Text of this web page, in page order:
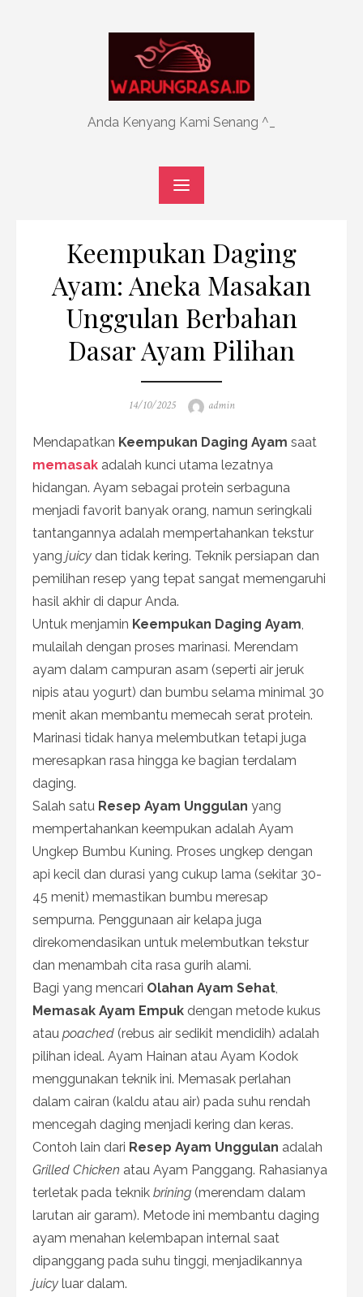
Anda Kenyang Kami Senang ^_
Keempukan Daging
Ayam: Aneka Masakan
Unggulan Berbahan
Dasar Ayam Pilihan
Posted
14/10/2025 Author
admin
Mendapatkan Keempukan Daging Ayam saat
memasak adalah kunci utama lezatnya
hidangan. Ayam sebagai protein serbaguna
menjadi favorit banyak orang, namun seringkali
tantangannya adalah mempertahankan tekstur
yang juicy dan tidak kering. Teknik persiapan dan
pemilihan resep yang tepat sangat memengaruhi
hasil akhir di dapur Anda.
Untuk menjamin Keempukan Daging Ayam
mulailah dengan proses marinasi. Merendam
ayam dalam campuran asam (seperti air jeruk
nipis atau yogurt) dan bumbu selama minimal 30
menit akan membantu memecah serat protein.
Marinasi tidak hanya melembutkan tetapi juga
meresapkan rasa hingga ke bagian terdalam
daging.
Salah satu Resep Ayam Unggulan yang
mempertahankan keempukan adalah Ayam
Ungkep Bumbu Kuning. Proses ungkep dengan
api kecil dan durasi yang cukup lama (sekitar 30-
45 menit) memastikan bumbu meresap
sempurna. Penggunaan air kelapa juga
direkomendasikan untuk melembutkan tekstur
dan menambah cita rasa gurih alami.
Bagi yang mencari Olahan Ayam Sehat
Memasak Ayam Empuk dengan metode kukus
atau poached (rebus air sedikit mendidih) adalah
pilihan ideal. Ayam Hainan atau Ayam Kodok
menggunakan teknik ini. Memasak perlahan
dalam cairan (kaldu atau air) pada suhu rendah
mencegah daging menjadi kering dan keras.
Contoh lain dari Resep Ayam Unggulan adalah
Grilled Chicken atau Ayam Panggang. Rahasianya
terletak pada teknik brining (merendam dalam
larutan air garam). Metode ini membantu daging
ayam menahan kelembapan internal saat
dipanggang pada suhu tinggi, menjadikannya
juicy luar dalam.